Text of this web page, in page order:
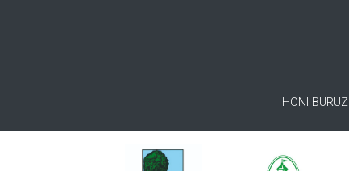
HONI BURUZ